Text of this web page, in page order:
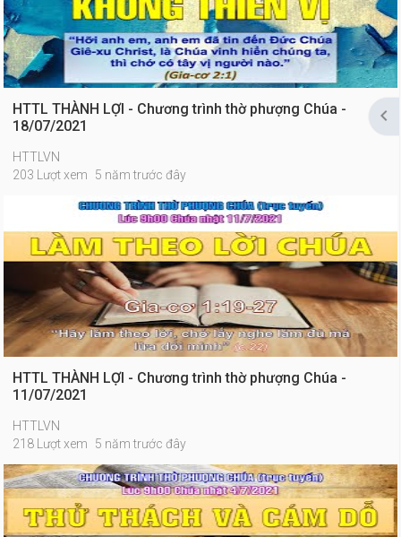
HTTL THÀNH LỢI - Chương trình thờ phượng Chúa -
18/07/2021
HTTLVN
203 Lượt xem
5 năm trước đây
HTTL THÀNH LỢI - Chương trình thờ phượng Chúa -
11/07/2021
HTTLVN
218 Lượt xem
5 năm trước đây
